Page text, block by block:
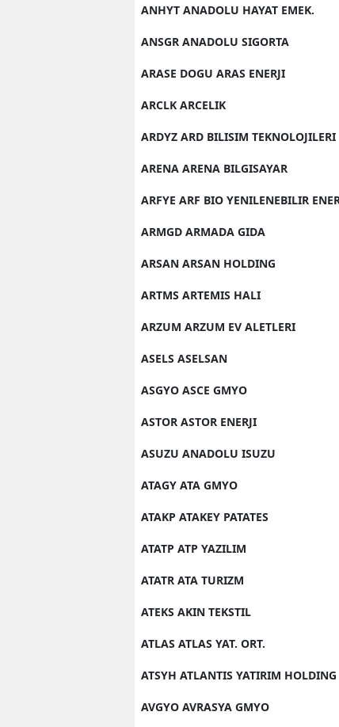
ANHYT ANADOLU HAYAT EMEK.
ANSGR ANADOLU SIGORTA
ARASE DOGU ARAS ENERJI
ARCLK ARCELIK
ARDYZ ARD BILISIM TEKNOLOJILERI
ARENA ARENA BILGISAYAR
ARFYE ARF BIO YENILENEBILIR
ARMGD ARMADA GIDA
ARSAN ARSAN HOLDING
ARTMS ARTEMIS HALI
ARZUM ARZUM EV ALETLERI
ASELS ASELSAN
ASGYO ASCE GMYO
ASTOR ASTOR ENERJI
ASUZU ANADOLU ISUZU
ATAGY ATA GMYO
ATAKP ATAKEY PATATES
ATATP ATP YAZILIM
ATATR ATA TURIZM
ATEKS AKIN TEKSTIL
ATLAS ATLAS YAT. ORT.
ATSYH ATLANTIS YATIRIM HOLDING
AVGYO AVRASYA GMYO